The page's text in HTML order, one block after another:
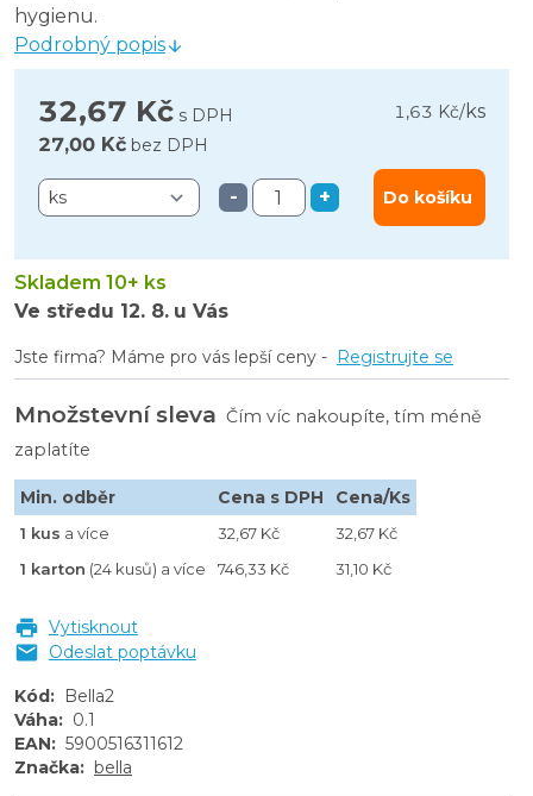
hygienu.
Podrobný popis
32,67 Kč s DPH 1,63 Kč/ks
27,00 Kč bez DPH
- + Do košíku
Skladem 10+ ks
Ve středu 12. 8. u Vás
Jste firma? Máme pro vás lepší ceny - Registrujte se
Množstevní sleva Čím víc nakoupíte, tím méně
zaplatíte
Min. odběr Cena s DPH Cena/Ks
1 kus a více 32,67 Kč
32,67 Kč
1 karton (24 kusů) a více 746,33 Kč 31,10 Kč
Vytisknout
Odeslat poptávku
Kód: Bella2
Váha: 0.1
EAN: 5900516311612
Značka: bella